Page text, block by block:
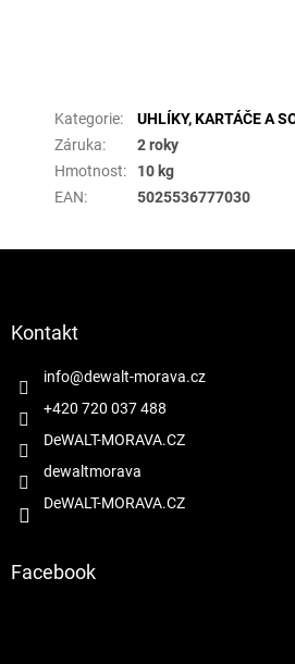
Kategorie:
UHLÍKY, KARTÁČE A
Záruka:
2 roky
Hmotnost:
10 kg
EAN: 5025536777030
Kontakt
info@dewalt-morava.cz
+420 720 037 488
DeWALT-MORAVA.CZ
dewaltmorava
DeWALT-MORAVA.CZ
Facebook